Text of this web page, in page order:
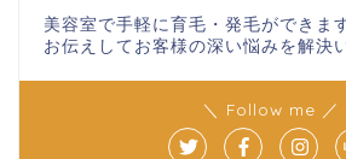
美容室で手軽に育毛・発毛ができま
お伝えしてお客様の深い悩みを解決
＼ Follow me ／